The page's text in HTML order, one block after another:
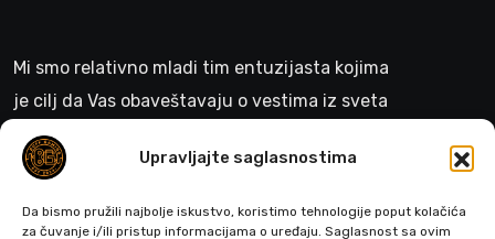
Upravljajte saglasnostima
Da bismo pružili najbolje iskustvo, koristimo tehnologije poput kolačića
za čuvanje i/ili pristup informacijama o uređaju. Saglasnost sa ovim
Mi smo relativno mladi tim entuzijasta kojima
je cilj da Vas obaveštavaju o vestima iz sveta
gejminga
>